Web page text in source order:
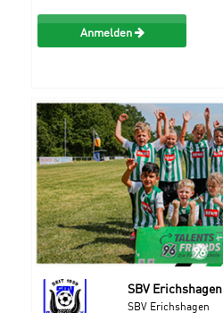
Anmelden
SBV Erichshagen
SBV Erichshagen